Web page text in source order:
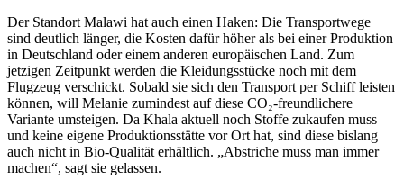
Der Standort Malawi hat auch einen Haken: Die Transportwege
sind deutlich länger, die Kosten dafür höher als bei einer Produktion
in Deutschland oder einem anderen europäischen Land. Zum
jetzigen Zeitpunkt werden die Kleidungsstücke noch mit dem
Flugzeug verschickt. Sobald sie sich den Transport per Schiff leisten
können, will Melanie zumindest auf diese CO₂-freundlichere
Variante umsteigen. Da Khala aktuell noch Stoffe zukaufen muss
und keine eigene Produktionsstätte vor Ort hat, sind diese bislang
auch nicht in Bio-Qualität erhältlich. „Abstriche muss man immer
machen“, sagt sie gelassen.